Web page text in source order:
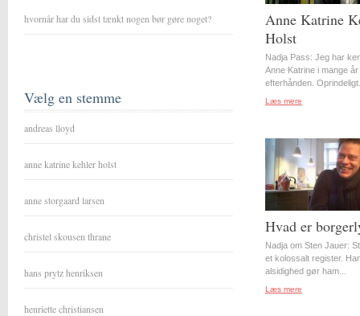
hvornår har du sidst tænkt nogen bør gøre noget?
Vælg en stemme
andreas lloyd
anne katrine kehler holst
anne storgaard larsen
christel skousen thrane
hans prytz henriksen
henriette christiansen
Anne Katrine
Holst
Nadja Pass: Jeg har
Anne Katrine i mange år
efterhånden.
Læs mere
Hvad er
Nadja om Sten Jauer:
et kolossalt register.
alsidighed gør ham...
Læs mere